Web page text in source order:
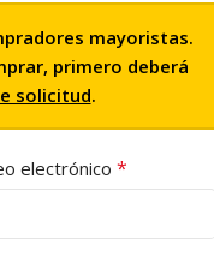
mayoristas.
primero deberá
solicitud.
electrónico *